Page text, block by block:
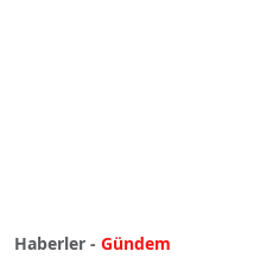
Haberler - Gündem